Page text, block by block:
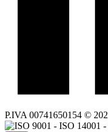
P.IVA 00741650154 ©